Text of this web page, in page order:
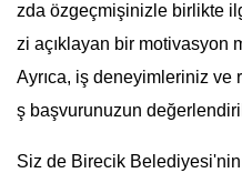
zda özgeçmişinizle birlikte
zi açıklayan bir motivasyon
Ayrıca, iş deneyimleriniz ve
ş başvurunuzun
Siz de Birecik